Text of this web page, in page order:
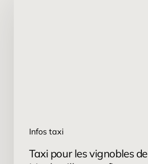
Infos taxi
Taxi pour les vignobles de